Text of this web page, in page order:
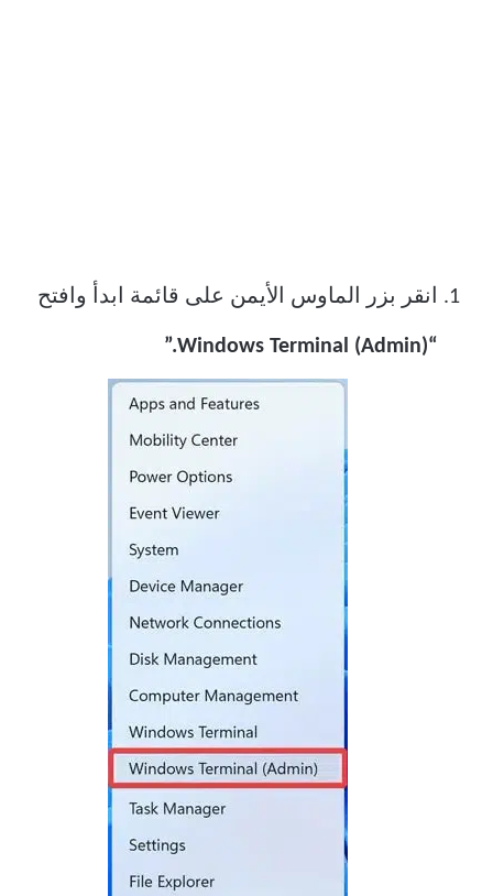
انقر بزر الماوس الأيمن على قائمة ابدأ وافتح
“Windows Terminal (Admin).”